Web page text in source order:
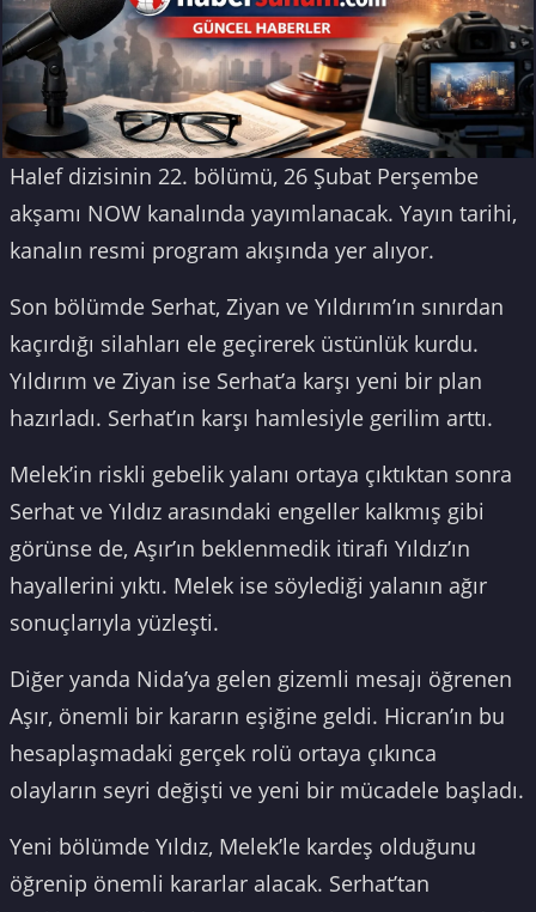
Halef dizisinin 22. bölümü, 26 Şubat Perşembe
akşamı NOW kanalında yayımlanacak. Yayın tarihi,
kanalın resmi program akışında yer alıyor.
Son bölümde Serhat, Ziyan ve Yıldırım’ın sınırdan
kaçırdığı silahları ele geçirerek üstünlük kurdu.
Yıldırım ve Ziyan ise Serhat’a karşı yeni bir plan
hazırladı. Serhat’ın karşı hamlesiyle gerilim arttı.
Melek’in riskli gebelik yalanı ortaya çıktıktan sonra
Serhat ve Yıldız arasındaki engeller kalkmış gibi
görünse de, Aşır’ın beklenmedik itirafı Yıldız’ın
hayallerini yıktı. Melek ise söylediği yalanın ağır
sonuçlarıyla yüzleşti.
Diğer yanda Nida’ya gelen gizemli mesajı öğrenen
Aşır, önemli bir kararın eşiğine geldi. Hicran’ın bu
hesaplaşmadaki gerçek rolü ortaya çıkınca
olayların seyri değişti ve yeni bir mücadele başladı.
Yeni bölümde Yıldız, Melek’le kardeş olduğunu
öğrenip önemli kararlar alacak. Serhat’tan